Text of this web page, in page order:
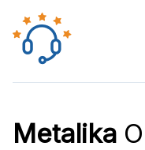
Metalika